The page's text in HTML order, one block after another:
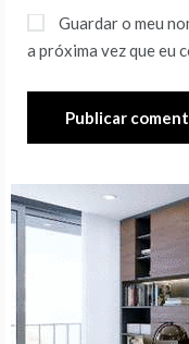
Guardar o meu
a próxima vez que eu